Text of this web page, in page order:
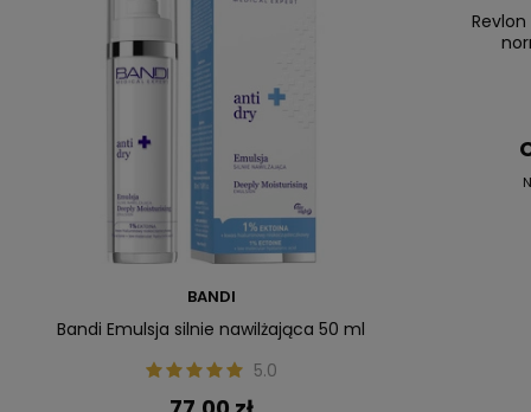
BANDI
Bandi Emulsja silnie nawilżająca 50 ml
5.0
Nasz